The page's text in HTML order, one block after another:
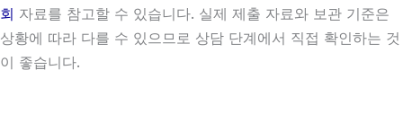
회 자료를 참고할 수 있습니다. 실제 제출 자료와 보관 기준은
상황에 따라 다를 수 있으므로 상담 단계에서 직접 확인하는 것
이 좋습니다.